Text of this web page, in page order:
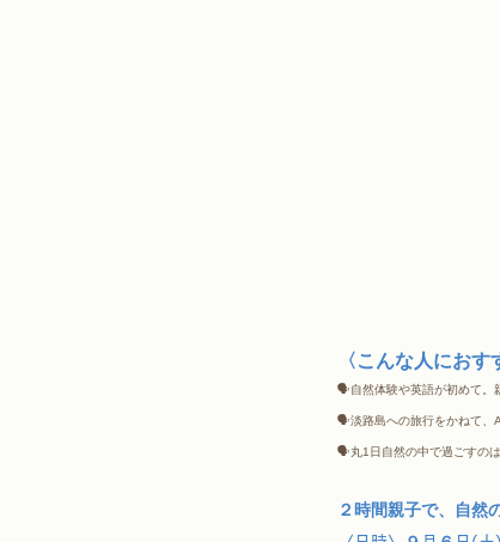
〈こんな人におす
🗣自然体験や英語が初めて。
🗣淡路島への旅行をかねて、
🗣丸1日自然の中で過ごすの
２時間親子で、自然